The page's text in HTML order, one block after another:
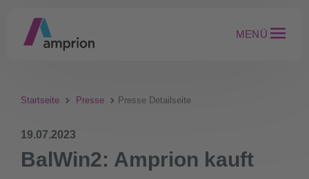
MENÜ
Startseite Presse Presse Detailseite
19.07.2023
BalWin2: Amprion kauft